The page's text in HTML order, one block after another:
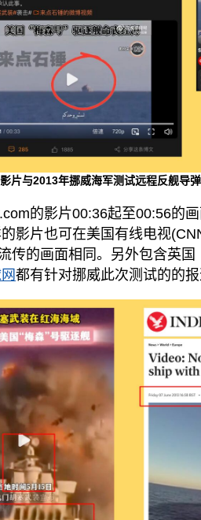
片与2013年挪威海军测试远程反舰导
的影片00:36起至00:56的
影片也可在美国有线电视
传的画面相同。另外包含英国
都有针对挪威此次测试的的报